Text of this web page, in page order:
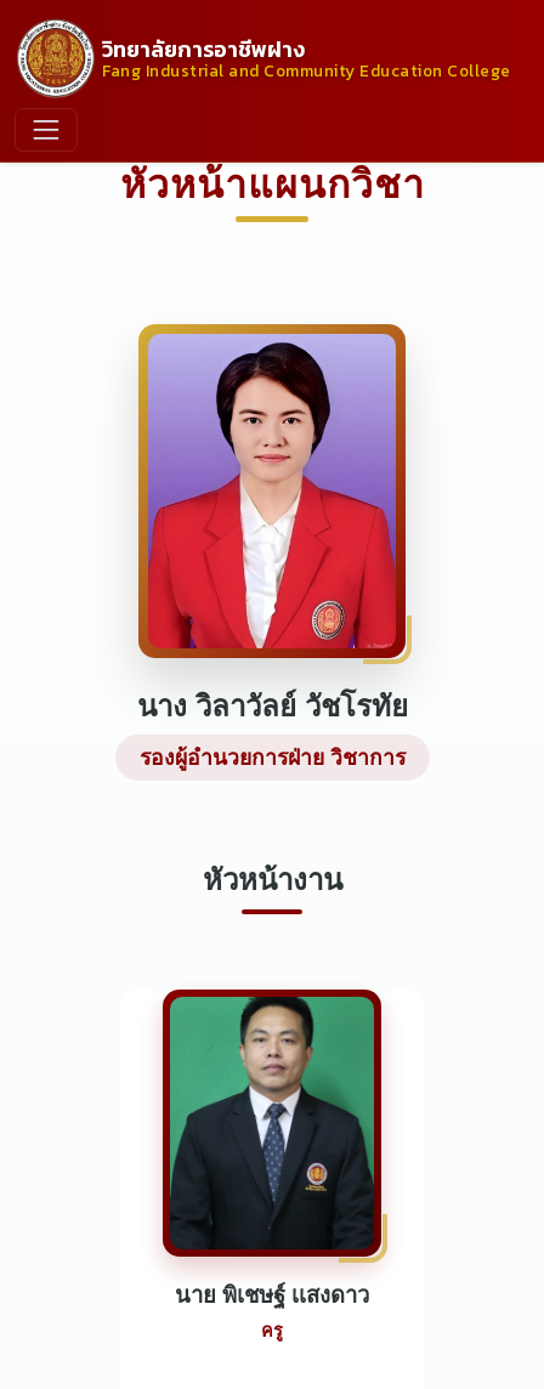
วิทยาลัยการอาชีพฝาง
Fang Industrial and Community Education College
หัวหน้าแผนกวิชา
นาง วิลาวัลย์ วัชโรทัย
รองผู้อำนวยการฝ่าย วิชาการ
หัวหน้างาน
นาย พิเชษฐ์ เเสงดาว
ครู